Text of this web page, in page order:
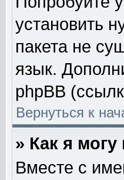
установить
пакета не
язык.
phpBB
Вернуться к
» Как я
Вместе с